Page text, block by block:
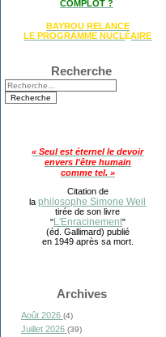
COMPLOT ?
BAYROU RELANCE
LE PROGRAMME NUCLÉAIRE
Recherche
« Seul est éternel le devoir
envers l'être humain
comme tel. »
Citation de
laphilosophe Simone Weil
tirée de son livre
"L'Enracinement"
(éd. Gallimard) publié
en 1949 après sa mort.
Archives
Août 2026 (4)
Juillet 2026 (39)